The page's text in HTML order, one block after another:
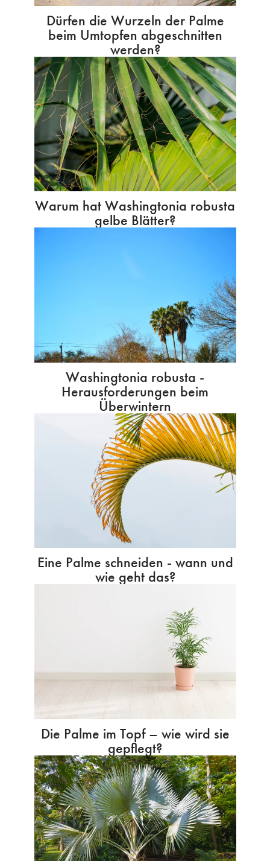
Dürfen die Wurzeln der Palme
beim Umtopfen abgeschnitten
werden?
Warum hat Washingtonia robusta
gelbe Blätter?
Washingtonia robusta -
Herausforderungen beim
Überwintern
Eine Palme schneiden - wann und
wie geht das?
Die Palme im Topf – wie wird sie
gepflegt?